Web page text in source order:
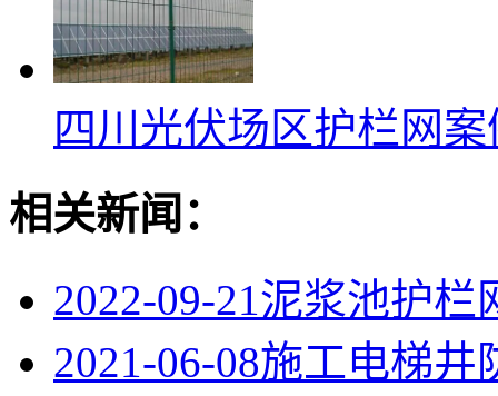
四川光伏场区护栏网
相关新闻：
2022-09-21泥浆池护栏
2021-06-08施工电梯井